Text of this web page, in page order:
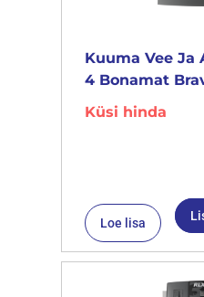
Kuuma Vee Ja
4 Bonamat
Küsi hinda
Loe lisa